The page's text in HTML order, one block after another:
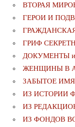
ВТОРАЯ
ГЕРОИ И
ГРИФ
ДОКУМЕНТЫ
ЖЕНЩИНЫ В
ЗАБЫТОЕ ИМЯ
ИЗ ИСТОРИИ
ИЗ
ИЗ ФОНДОВ